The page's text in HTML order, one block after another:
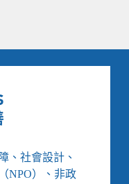
、社會設計、
NPO）、非政